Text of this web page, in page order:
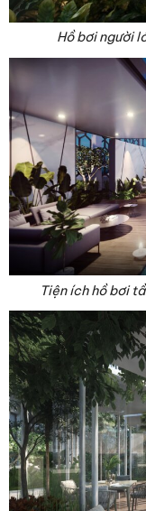
Hồ bơi người
Tiện ích hồ bơi